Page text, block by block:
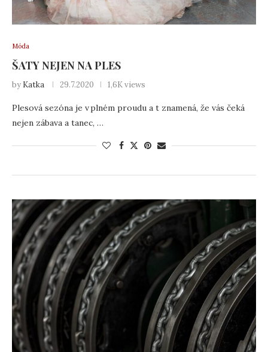
Móda
ŠATY NEJEN NA PLES
by Katka 29.7.2020 1,6K views
Plesová sezóna je v plném proudu a t znamená, že vás čeká
nejen zábava a tanec, …